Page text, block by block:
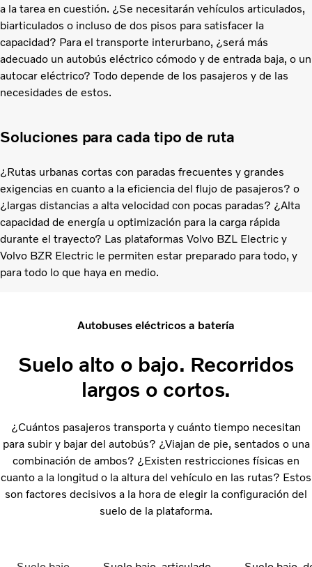
a la tarea en cuestión. ¿Se necesitarán vehículos articulados,
biarticulados o incluso de dos pisos para satisfacer la
capacidad? Para el transporte interurbano, ¿será más
adecuado un autobús eléctrico cómodo y de entrada baja, o un
autocar eléctrico? Todo depende de los pasajeros y de las
necesidades de estos.
Soluciones para cada tipo de ruta
¿Rutas urbanas cortas con paradas frecuentes y grandes
exigencias en cuanto a la eficiencia del flujo de pasajeros? o
¿largas distancias a alta velocidad con pocas paradas? ¿Alta
capacidad de energía u optimización para la carga rápida
durante el trayecto? Las plataformas Volvo BZL Electric y
Volvo BZR Electric le permiten estar preparado para todo, y
para todo lo que haya en medio.
Autobuses eléctricos a batería
Suelo alto o bajo. Recorridos
largos o cortos.
¿Cuántos pasajeros transporta y cuánto tiempo necesitan
para subir y bajar del autobús? ¿Viajan de pie, sentados o una
combinación de ambos? ¿Existen restricciones físicas en
cuanto a la longitud o la altura del vehículo en las rutas? Estos
son factores decisivos a la hora de elegir la configuración del
suelo de la plataforma.